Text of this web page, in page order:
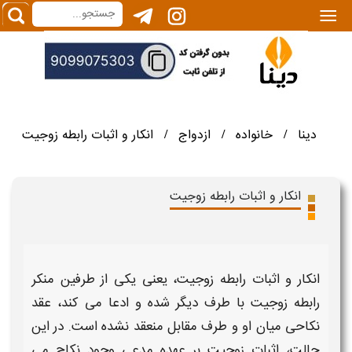
|||
دینا / خانواده / ازدواج / انکار و اثبات رابطه زوجیت
انکار و اثبات رابطه زوجیت
انکار و اثبات رابطه زوجیت، یعنی یکی از طرفین منکر
رابطه زوجیتبا طرف دیگر شده و ادعا می کند، عقد
نکاحی میان او و طرف مقابل منعقد نشده است. در این